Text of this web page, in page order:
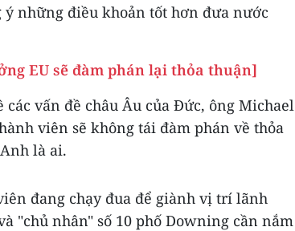
ý những điều khoản tốt hơn đưa nước
EU sẽ đàm phán lại thỏa thuận]
các vấn đề châu Âu của Đức, ông Michael
viên sẽ không tái đàm phán về thỏa
là ai.
đang chạy đua để giành vị trí lãnh
"chủ nhân" số 10 phố Downing cần nắm